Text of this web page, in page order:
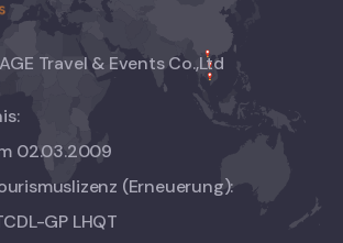
Travel & Events Co.,Ltd
02.03.2009
(Erneuerung):
GP LHQT